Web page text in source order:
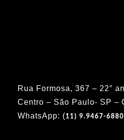
Rua Formosa, 367 – 22°
Centro – São Paulo- SP –
WhatsApp: (11) 9.9467-6880